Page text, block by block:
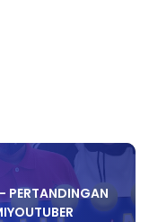
PERTANDINGAN